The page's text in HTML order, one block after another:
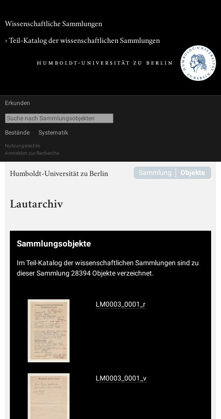
Wissenschaftliche Sammlungen
› Teil-Katalog der wissenschaftlichen Sammlungen
Erkunden
Bestände Systematik
Nutzungsrechte
Anmelden zur Recherche
Sammlung Objekte
Humboldt-Universität zu Berlin
Lautarchiv
Sammlungsobjekte
Im Teil-Katalog der wissenschaftlichen Sammlungen sind zu
dieser Sammlung 28394 Objekte verzeichnet.
LM0003_0001_r
LM0003_0001_v